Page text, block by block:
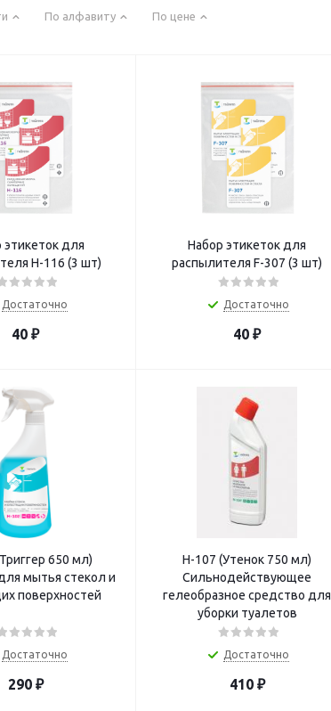
По алфавиту По цене
этикеток для
Н-116 (3 шт)
Достаточно
40 ₽
Набор этикеток для
распылителя F-307 (3 шт)
Достаточно
40 ₽
650 мл)
мытья стекол и
поверхностей
Достаточно
290₽
Н-107 (Утенок 750 мл)
Сильнодействующее
гелеобразное средство для
уборки туалетов
Достаточно
410₽